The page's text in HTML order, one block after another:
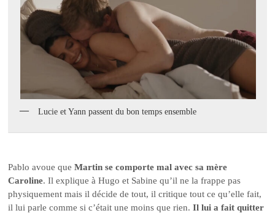
Lucie et Yann passent du bon temps ensemble
Pablo avoue queMartin se comporte mal avec sa mère
Caroline. Il explique à Hugo et Sabine qu’il ne la frappe pas
physiquement mais il décide de tout, il critique tout ce qu’elle fait,
il lui parle comme si c’était une moins que rien.Il lui a fait quitter